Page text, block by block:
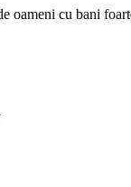
oameni cu bani